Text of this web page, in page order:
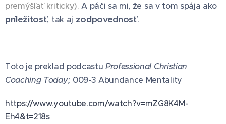
premýšľať kriticky). A páči sa mi, že sa v tom spája ako
príležitosť, tak aj zodpovednosť.
Toto je preklad podcastu Professional Christian
Coaching Today; 009-3 Abundance Mentality
https://www.youtube.com/watch?v=mZG8K4M-
Eh4&t=218s